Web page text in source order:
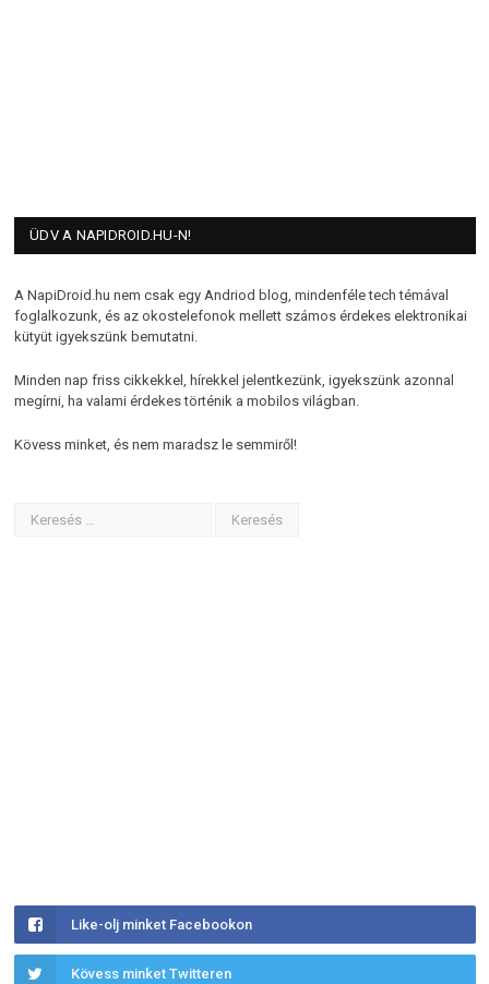
ÜDV A NAPIDROID.HU-N!
A NapiDroid.hu nem csak egy Andriod blog, mindenféle tech témával
foglalkozunk, és az okostelefonok mellett számos érdekes elektronikai
kütyüt igyekszünk bemutatni.
Minden nap friss cikkekkel, hírekkel jelentkezünk, igyekszünk azonnal
megírni, ha valami érdekes történik a mobilos világban.
Kövess minket, és nem maradsz le semmiről!
Like-olj minket Facebookon
Kövess minket Twitteren